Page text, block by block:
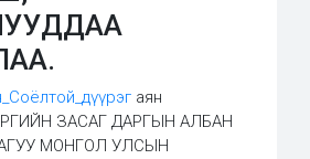
аян
ЗАСАГ ДАРГЫН АЛБАН
МОНГОЛ УЛСЫН